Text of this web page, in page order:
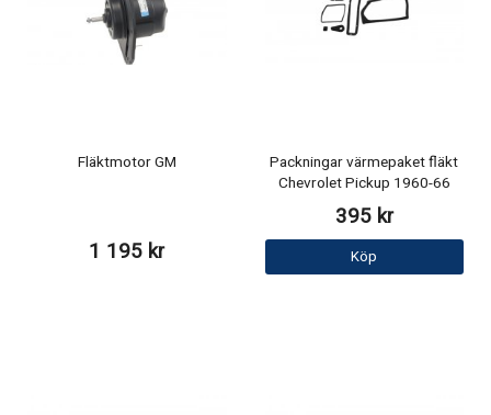
Fläktmotor GM
1 195 kr
Packningar värmepaket fläkt
Chevrolet Pickup 1960-66
395 kr
Köp